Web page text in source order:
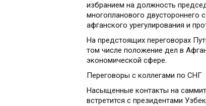
избранием на должность
многопланового двустороннего
афганского урегулирования и
На предстоящих переговорах
том числе положение дел в
экономической сфере.
Переговоры с коллегами по СНГ
Насыщенные контакты на
встретится с президентами